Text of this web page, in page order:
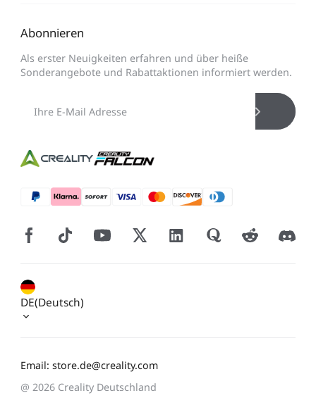
Abonnieren
Als erster Neuigkeiten erfahren und über heiße
Sonderangebote und Rabattaktionen informiert werden.
Email: store.de@creality.com
DE(Deutsch)
@ 2026 Creality Deutschland